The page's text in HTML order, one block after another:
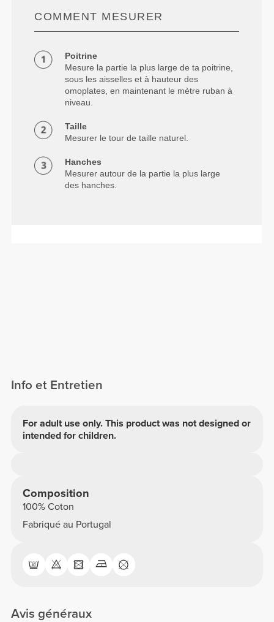
COMMENT MESURER
Poitrine
Mesure la partie la plus large de ta poitrine,
sous les aisselles et à hauteur des
omoplates, en maintenant le mètre ruban à
niveau.
Taille
Mesurer le tour de taille naturel.
Hanches
Mesurer autour de la partie la plus large
des hanches.
Info et Entretien
For adult use only. This product was not designed or
intended for children.
Composition
100% Coton
Fabriqué au Portugal
Avis généraux